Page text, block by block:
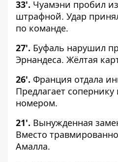
33'. Чуамэни пробил
штрафной. Удар
по команде.
27'. Буфаль нарушил
Эрнандеса. Жёлтая
26'. Франция отдала
Предлагает
номером.
21'. Вынужденная
Вместо
Амалла.